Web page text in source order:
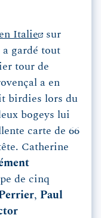
Italie
sur
a gardé tout
tour de
a en
birdies lors du
bogeys lui
carte de 66
Catherine
de cinq
, Paul